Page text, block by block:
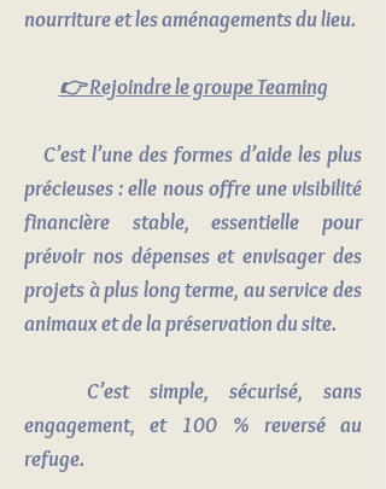
nourriture et les aménagements du lieu.
👉 Rejoindre le groupe Teaming
C’est l’une des formes d’aide les plus
précieuses : elle nous offre une visibilité
financière stable, essentielle pour
prévoir nos dépenses et envisager des
projets à plus long terme, au service des
animaux et de la préservation du site.
C’est simple, sécurisé, sans
engagement, et 100 % reversé au
refuge.